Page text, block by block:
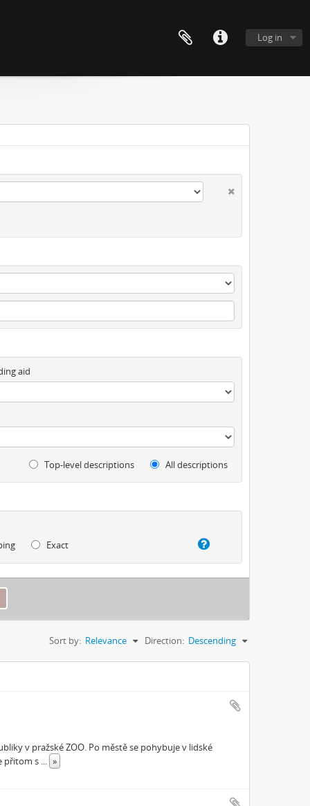
Log in
aid
Top-level descriptions All descriptions
Exact
Sort by: Relevance Direction: Descending
v pražské ZOO. Po městě se pohybuje v lidské
přitom s ... »